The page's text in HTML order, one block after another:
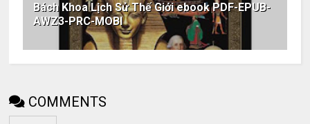
Bách Khoa Lịch Sử Thế Giới ebook PDF-EPUB-
AWZ3-PRC-MOBI
COMMENTS